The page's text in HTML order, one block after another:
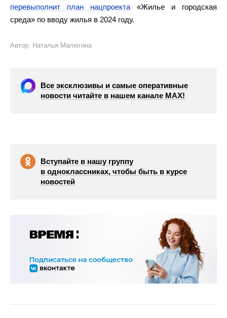
перевыполнит план нацпроекта «Жилье и городская
среда» по вводу жилья в 2024 году.
Автор: Наталья Малюгина
Все эксклюзивы и самые оперативные
новости читайте в нашем канале МАХ!
Вступайте в нашу группу
в одноклассниках, чтобы быть в курсе
новостей